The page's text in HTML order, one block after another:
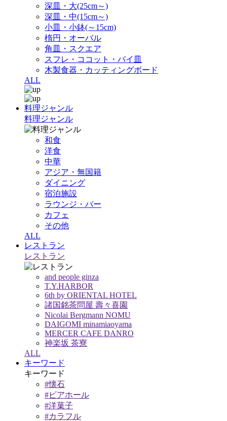
深皿・大(25cm～)
深皿・中(15cm～)
小皿・小鉢(～15cm)
楕円・オーバル
角皿・スクエア
スフレ・ココット・パイ皿
木製食器・カッティングボード
ALL
料理ジャンル
料理ジャンル
和食
洋食
中華
アジア・無国籍
ダイニング
宿泊施設
ラウンジ・バー
カフェ
その他
ALL
レストラン
レストラン
and people ginza
T.Y.HARBOR
6th by ORIENTAL HOTEL
諸国銘茶問屋 壽々喜園
Nicolai Bergmann NOMU
DAIGOMI minamiaoyama
MERCER CAFE DANRO
神楽坂 茶寮
ALL
キーワード
キーワード
#懐石
#ビアホール
#洋菓子
#カラフル